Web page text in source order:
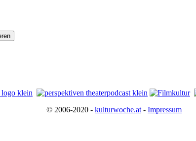
© 2006-2020 - kulturwoche.at - Impressum